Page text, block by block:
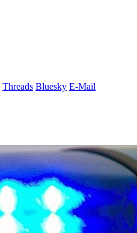
Threads Bluesky E-Mail